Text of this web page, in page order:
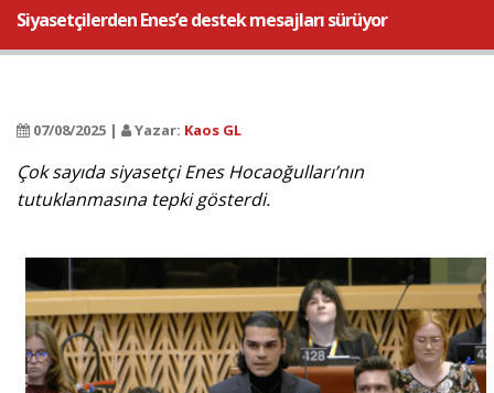
Siyasetçilerden Enes’e destek mesajları sürüyor
07/08/2025 | Yazar: Kaos GL
Çok sayıda siyasetçi Enes Hocaoğulları’nın
tutuklanmasına tepki gösterdi.